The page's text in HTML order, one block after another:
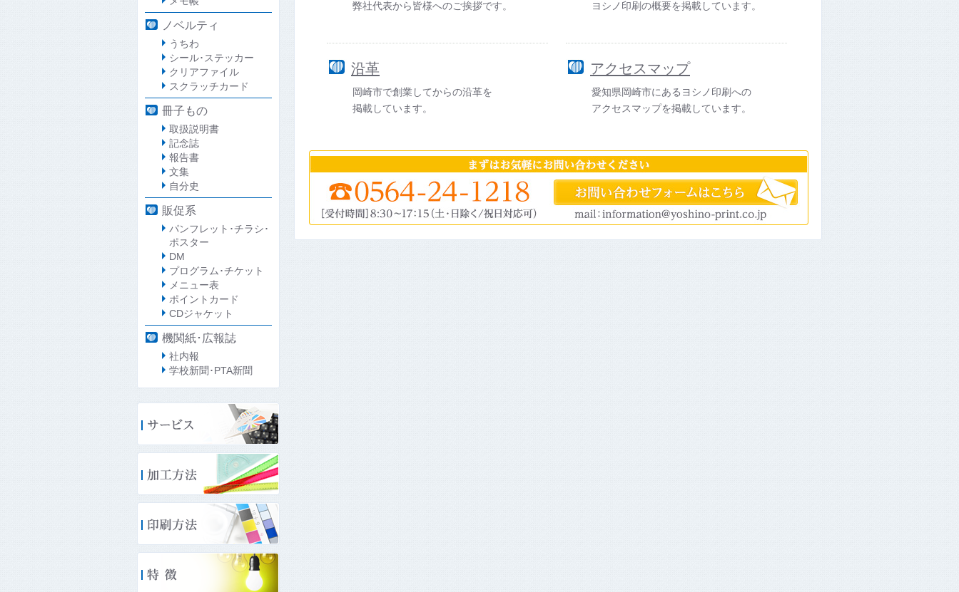
ノベルティ
うちわ
シール･ステッカー
クリアファイル
スクラッチカード
冊子もの
取扱説明書
記念誌
報告書
文集
自分史
販促系
パンフレット･チラシ･
ポスター
DM
プログラム･チケット
メニュー表
ポイントカード
CDジャケット
機関紙･広報誌
社内報
学校新聞･PTA新聞
弊社代表から皆様へのご挨拶です。 ヨシノ印刷の概要を掲載しています。
沿革
岡崎市で創業してからの沿革を
掲載しています。
アクセスマップ
愛知県岡崎市にあるヨシノ印刷への
アクセスマップを掲載しています。